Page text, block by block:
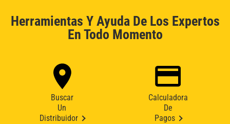
Herramientas Y Ayuda De Los Expertos
En Todo Momento
Buscar
Un
Distribuidor
Calculadora
De
Pagos